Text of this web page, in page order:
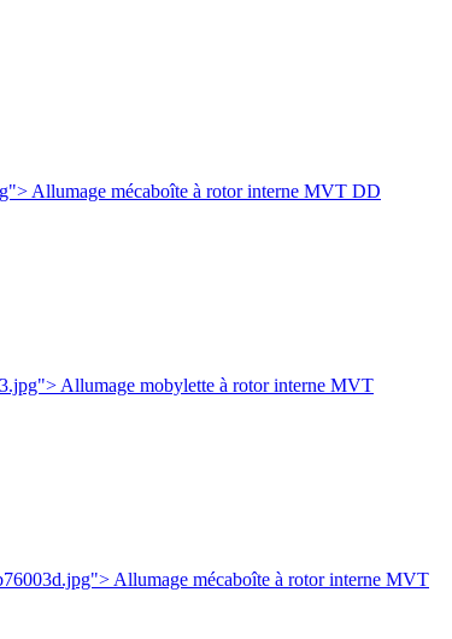
Allumage mécaboîte à rotor interne MVT DD
Allumage mobylette à rotor interne MVT
Allumage mécaboîte à rotor interne MVT